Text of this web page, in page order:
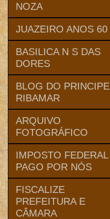
NOZA
JUAZEIRO ANOS 60
BASILICA N S DAS
DORES
BLOG DO PRINCIPE
RIBAMAR
ARQUIVO
FOTOGRÁFICO
IMPOSTO FEDERAL
PAGO POR NÓS
FISCALIZE
PREFEITURA E
CÂMARA